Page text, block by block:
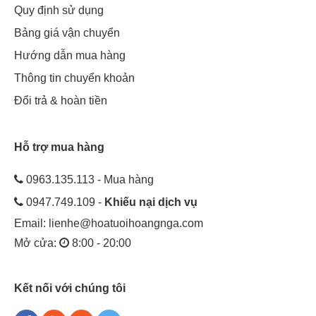
8/3 là dịp để bày tỏ tình cảm với phụ nữ
thoái vị và phụ nữ cũng được có quyền bỏ phiếu, mang lại sự
bình đẳng trong chế độ quân chủ. Chính sự thành công này
Quy định sử dụng
Bảng giá vận chuyển
Hướng dẫn mua hàng
Thông tin chuyển khoản
Đổi trả & hoàn tiền
Hỗ trợ mua hàng
0963.135.113 - Mua hàng
0947.749.109 - Khiếu nại dịch vụ
Email: lienhe@hoatuoihoangnga.com
Mở cửa:
8:00 - 20:00
Kết nối với chúng tôi